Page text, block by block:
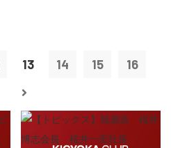
13 14 15 16